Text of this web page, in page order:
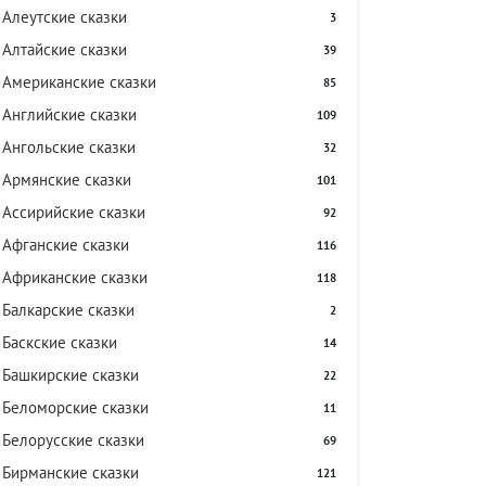
Алеутские сказки 3
Алтайские сказки 39
Американские сказки 85
Английские сказки 109
Ангольские сказки 32
Армянские сказки 101
Ассирийские сказки 92
Афганские сказки 116
Африканские сказки 118
Балкарские сказки 2
Баскские сказки 14
Башкирские сказки 22
Беломорские сказки 11
Белорусские сказки 69
Бирманские сказки 121